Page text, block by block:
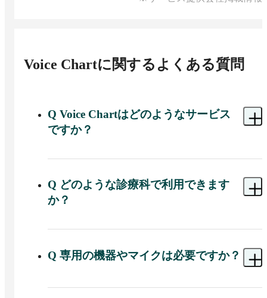
Voice Chartに関するよくある質問
Q Voice Chartはどのようなサービス
ですか？
A 医療従事者が話す音声を、リアルタイムでテキ
行える電子カルテ作成支援AIサービスです。
Q どのような診療科で利用できます
か？
A 内科、外科、皮膚科、歯科、精神科、小児科、
幅広い医療分野で利用が可能です。
Q 専用の機器やマイクは必要ですか？
A 特別な機器は必ずしも必要ありません。インタ